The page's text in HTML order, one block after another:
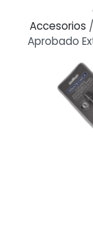
Accesorios /
Aprobado